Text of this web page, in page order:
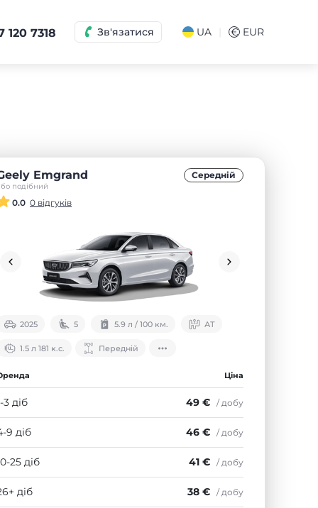
120 7318 Зв'язатися UA € EUR
Emgrand
подібний
Середнiй
0.0 0 відгуків
2025 5 5.9 л / 100 км. АТ
1.5 л 181 к.с. Передній
Ціна
3 діб 49 € / добу
9 діб 46 € / добу
25 діб 41 € / добу
діб 38 € / добу